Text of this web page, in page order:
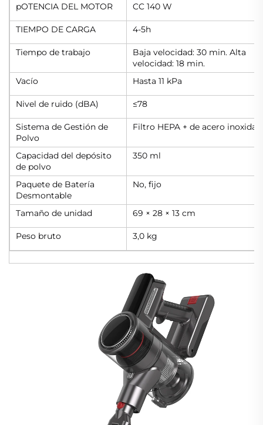
pOTENCIA DEL MOTOR CC 140 W
TIEMPO DE CARGA 4-5h
Tiempo de trabajo
Baja velocidad: 30 min. Alta
velocidad: 18 min.
Vacío
Hasta 11 kPa
Nivel de ruido (dBA) ≤78
Sistema de Gestión de
Polvo
Filtro HEPA + de acero
Capacidad del depósito
de polvo
350 ml
Paquete de Batería
Desmontable
No, fijo
Tamaño de unidad 69 × 28 × 13 cm
Peso bruto 3,0 kg